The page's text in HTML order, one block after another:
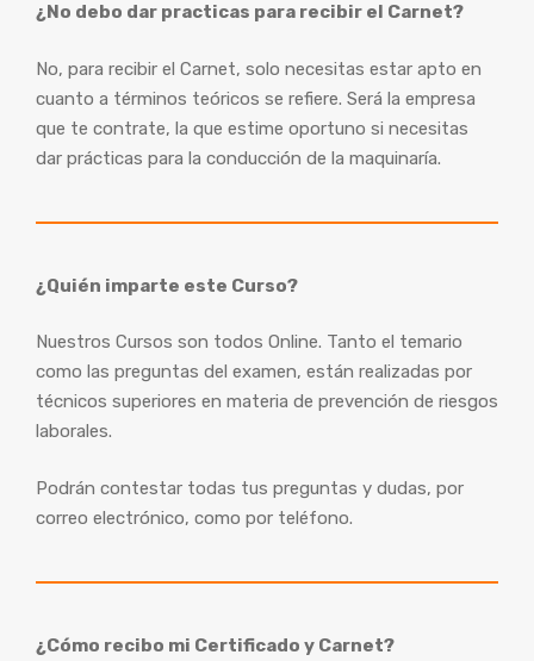
¿No debo dar practicas para recibir el Carnet?
No, para recibir el Carnet, solo necesitas estar apto en
cuanto a términos teóricos se refiere. Será la empresa
que te contrate, la que estime oportuno si necesitas
dar prácticas para la conducción de la maquinaría.
¿Quién imparte este Curso?
Nuestros Cursos son todos Online. Tanto el temario
como las preguntas del examen, están realizadas por
técnicos superiores en materia de prevención de riesgos
laborales.
Podrán contestar todas tus preguntas y dudas, por
correo electrónico, como por teléfono.
¿Cómo recibo mi Certificado y Carnet?